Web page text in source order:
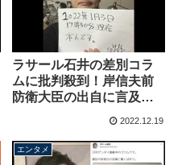
ラサール石井の差別コラ
ムに批判殺到！岸信夫前
防衛大臣の出自に言及、
長男の名前に「中世感が
2022.12.19
エンタメ